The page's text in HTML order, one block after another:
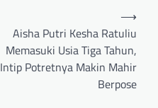
Aisha Putri Kesha Ratuliu
Memasuki Usia Tiga Tahun,
Intip Potretnya Makin Mahir
Berpose
⟶